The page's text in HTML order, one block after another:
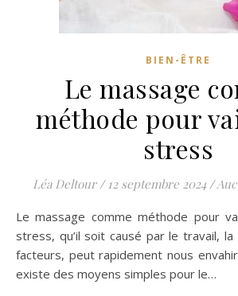
BIEN-ÊTRE
Le massage
méthode pour
stress
Léa Deltour / 12 septembre 2024 /
Le massage comme méthode pour vaincre le stress Le
stress, qu’il soit causé par le travail, la
facteurs, peut rapidement nous
existe des moyens simples pour le…